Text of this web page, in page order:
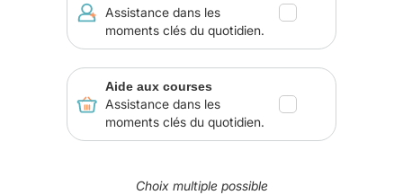
Assistance dans les
moments clés du quotidien.
Aide aux courses
Assistance dans les
moments clés du quotidien.
Choix multiple possible